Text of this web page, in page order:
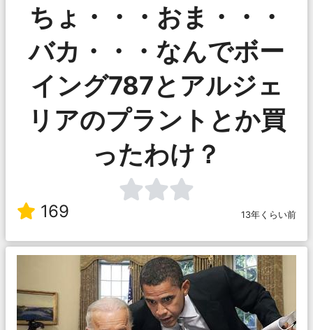
ちょ・・・おま・・・
バカ・・・なんでボー
イング787とアルジェ
リアのプラントとか買
ったわけ？
169 13年くらい前